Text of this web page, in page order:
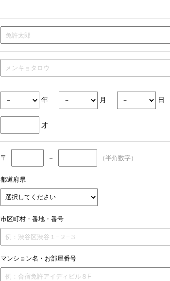
年 月 日
才
〒 － （半角数字）
都道府県
市区町村・番地・番号
マンション名・お部屋番号